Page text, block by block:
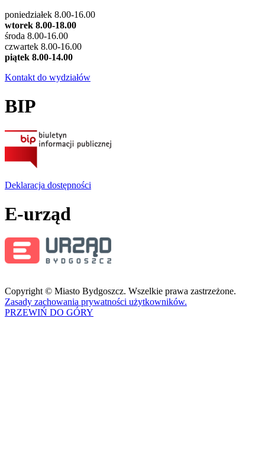
poniedziałek 8.00-16.00
wtorek 8.00-18.00
środa 8.00-16.00
czwartek 8.00-16.00
piątek 8.00-14.00
Kontakt do wydziałów
BIP
Deklaracja dostępności
E-urząd
Copyright © Miasto Bydgoszcz. Wszelkie prawa zastrzeżone.
Zasady zachowania prywatności użytkowników.
PRZEWIŃ DO GÓRY